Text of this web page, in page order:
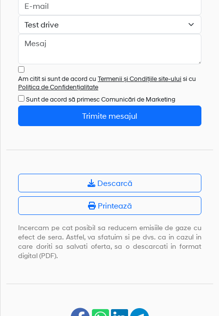
Am citit si sunt de acord cu Termenii și Condițiile site-ului si cu
Politica de Confidențialitate
Sunt de acord să primesc Comunicări de Marketing
Trimite mesajul
Descarcă
Printează
Incercam pe cat posibil sa reducem emisiile de gaze cu
efect de sera. Astfel, va sfatuim si pe dvs. ca in cazul in
care doriti sa salvati oferta, sa o descarcati in format
digital (PDF).